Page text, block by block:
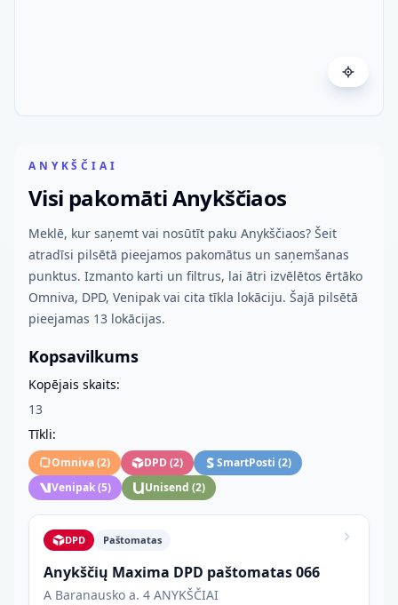
ANYKŠČIAI
Visi pakomāti Anykščiaos
Meklē, kur saņemt vai nosūtīt paku Anykščiaos? Šeit
atradīsi pilsētā pieejamos pakomātus un saņemšanas
punktus. Izmanto karti un filtrus, lai ātri izvēlētos ērtāko
Omniva, DPD, Venipak vai cita tīkla lokāciju. Šajā pilsētā
pieejamas 13 lokācijas.
Kopsavilkums
Kopējais skaits:
13
Tīkli:
Omniva(2) DPD(2) SmartPosti (2)
Venipak(5) Unisend (2)
DPD Paštomatas
Anykščių Maxima DPD paštomatas 066
A Baranausko a. 4 ANYKŠČIAI